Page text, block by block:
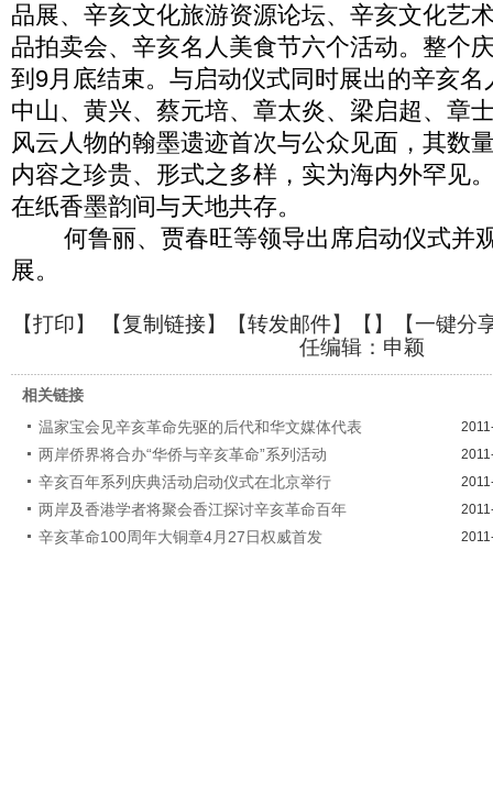
品展、辛亥文化旅游资源论坛、辛亥文化艺
品拍卖会、辛亥名人美食节六个活动。整个
到9月底结束。与启动仪式同时展出的辛亥
中山、黄兴、蔡元培、章太炎、梁启超、章
风云人物的翰墨遗迹首次与公众见面，其数
内容之珍贵、形式之多样，实为海内外罕见
在纸香墨韵间与天地共存。
何鲁丽、贾春旺等领导出席启动仪式并
展。
【打印】 【复制链接】【转发邮件】【 】
【一键分
任编辑：申颖
相关链接
温家宝会见辛亥革命先驱的后代和华文媒体代表
两岸侨界将合办“华侨与辛亥革命”系列活动
辛亥百年系列庆典活动启动仪式在北京举行
两岸及香港学者将聚会香江探讨辛亥革命百年
辛亥革命100周年大铜章4月27日权威首发